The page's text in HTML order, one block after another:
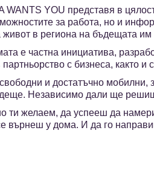
WANTS YOU представя в
за работа, но и
живот в региона на бъдещата им
е частна инициатива,
с бизнеса, както
и достатъчно мобилни,
Независимо дали ще
ти желаем, да успееш да
върнеш у дома. И да го